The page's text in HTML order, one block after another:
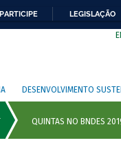
PARTICIPE LEGISLAÇÃO
DESENVOLVIMENTO